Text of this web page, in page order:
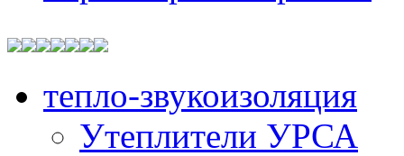
тепло-звукоизоляция
Утеплители УРСА